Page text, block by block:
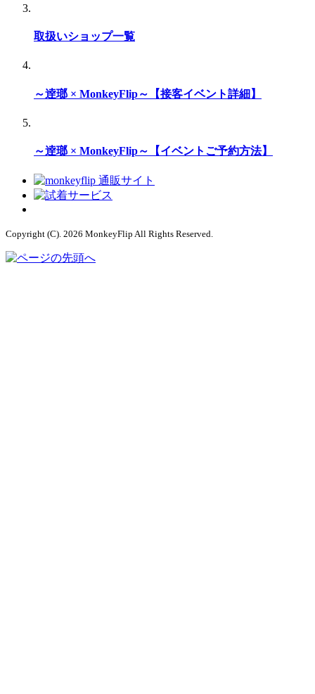
取扱いショップ一覧
～逹瑯 × MonkeyFlip～【接客イベント詳細】
～逹瑯 × MonkeyFlip～【イベントご予約方法】
Copyright (C). 2026 MonkeyFlip All Rights Reserved.